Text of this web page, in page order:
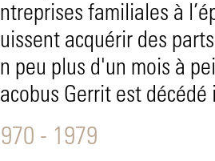
familiales à
acquérir des
peu plus d'un mois à
Gerrit est décédé
- 1979